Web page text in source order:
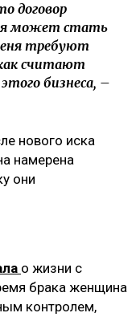
договор
может стать
требуют
считают
бизнеса, –
нового иска
намерена
они
о жизни с
брака женщина
контролем,